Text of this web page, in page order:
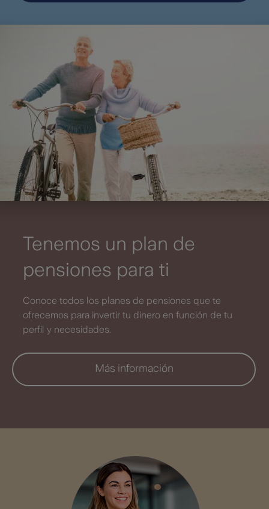
Tenemos un plan de
pensiones para ti
Conoce todos los planes de pensiones que te
ofrecemos para invertir tu dinero en función de tu
perfil y necesidades.
Más información